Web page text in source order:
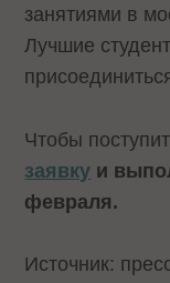
занятиями в
Лучшие
Чтобы
заявку и
февраля.
Источник: